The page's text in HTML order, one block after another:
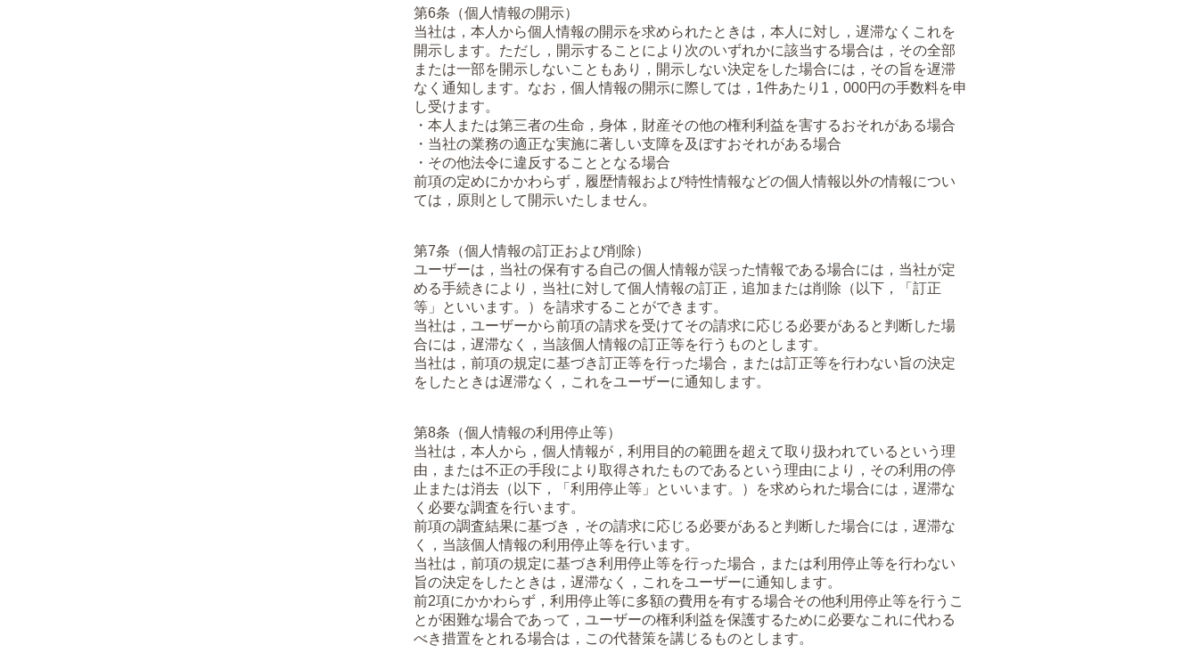
第6条（個人情報の開示）
当社は，本人から個人情報の開示を求められたときは，本人に対し，遅滞なくこれを
開示します。ただし，開示することにより次のいずれかに該当する場合は，その全部
または一部を開示しないこともあり，開示しない決定をした場合には，その旨を遅滞
なく通知します。なお，個人情報の開示に際しては，1件あたり1，000円の手数料を申
し受けます。
・本人または第三者の生命，身体，財産その他の権利利益を害するおそれがある場合
・当社の業務の適正な実施に著しい支障を及ぼすおそれがある場合
・その他法令に違反することとなる場合
前項の定めにかかわらず，履歴情報および特性情報などの個人情報以外の情報につい
ては，原則として開示いたしません。
第7条（個人情報の訂正および削除）
ユーザーは，当社の保有する自己の個人情報が誤った情報である場合には，当社が定
める手続きにより，当社に対して個人情報の訂正，追加または削除（以下，「訂正
等」といいます。）を請求することができます。
当社は，ユーザーから前項の請求を受けてその請求に応じる必要があると判断した場
合には，遅滞なく，当該個人情報の訂正等を行うものとします。
当社は，前項の規定に基づき訂正等を行った場合，または訂正等を行わない旨の決定
をしたときは遅滞なく，これをユーザーに通知します。
第8条（個人情報の利用停止等）
当社は，本人から，個人情報が，利用目的の範囲を超えて取り扱われているという理
由，または不正の手段により取得されたものであるという理由により，その利用の停
止または消去（以下，「利用停止等」といいます。）を求められた場合には，遅滞な
く必要な調査を行います。
前項の調査結果に基づき，その請求に応じる必要があると判断した場合には，遅滞な
く，当該個人情報の利用停止等を行います。
当社は，前項の規定に基づき利用停止等を行った場合，または利用停止等を行わない
旨の決定をしたときは，遅滞なく，これをユーザーに通知します。
前2項にかかわらず，利用停止等に多額の費用を有する場合その他利用停止等を行うこ
とが困難な場合であって，ユーザーの権利利益を保護するために必要なこれに代わる
べき措置をとれる場合は，この代替策を講じるものとします。